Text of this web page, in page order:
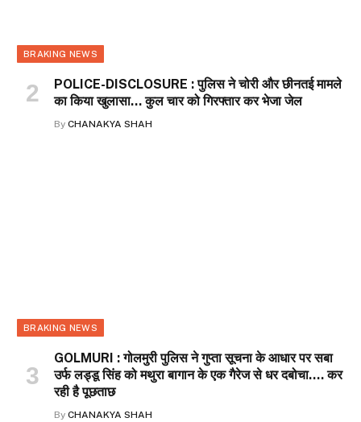
BRAKING NEWS
POLICE-DISCLOSURE : पुलिस ने चोरी और छीनतई मामले
का किया खुलासा… कुल चार को गिरफ्तार कर भेजा जेल
By CHANAKYA SHAH
BRAKING NEWS
GOLMURI : गोलमुरी पुलिस ने गुप्ता सूचना के आधार पर सबा
उर्फ लड्डू सिंह को मथुरा बागान के एक गैरेज से धर दबोचा…. कर
रही है पूछताछ
By CHANAKYA SHAH